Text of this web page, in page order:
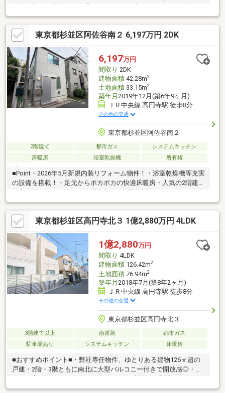
ニ、公園等、生活環境良好♪◆２０２３年にリフォーム済♪是非、
現地をご確認ください！☆━━━…‥・ ━☆━ ・‥…
━━━☆東京都杉並区阿佐谷南２ 6,197万円 2DK
6,197万円
間取り 2DK
建物面積42.28m2
土地面積33.15m2
築年月 2019年12月(築6年9ヶ月)
ＪＲ中央線 高円寺駅 徒歩8分
その他の交通
東京都杉並区阿佐谷南２
2階建て 都市ガス
システムキッチン
床暖房
浴室乾燥機 所有権
■Point・2026年5月新規内装リフォーム物件！・浴室乾燥機等充実
の設備を搭載！・足元からポカポカの快適床暖房・人気の2階建て
央線・総武線「高円寺」駅…徒歩8分「阿佐ヶ谷」駅…徒歩10分
■Reformシステムキッチン、ユニットバス、トイレ、洗面化粧
台、フローリング、クロス、建具、給湯器などコンビニ・スーパ
ー、小・中学校、保育園、公園が徒歩10分圏内に揃っており、日
常生活や子育てにも最適な環境です！現地、周辺環境の確認等含
めご見学は随時承っております。お気軽にお問合せください！
東京都杉並区高円寺北３ 1億2,880万円 4LDK
1億2,880万円
間取り 4LDK
建物面積126.42m2
土地面積76.94m2
築年月 2018年7月(築8年2ヶ月)
ＪＲ中央線 高円寺駅 徒歩8分
その他の交通
東京都杉並区高円寺北３
3階建て以上 南道路
都市ガス
駐車場あり
システムキッチン 床暖房
■おすすめポイント■・弊社専任物件、ゆとりある建物126㎡超の
戸建・2階・3階ともに南北に大型バルコニー付きで開放感◎・ゆ
大型対面キッチン・住宅購入に関るお金のご相談をお受けしま